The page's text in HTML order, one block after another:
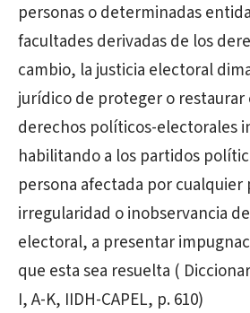
personas o determinadas
facultades derivadas de los
cambio, la justicia electoral
jurídico de proteger o restaurar
derechos políticos-electorales
habilitando a los partidos
persona afectada por cualquier
irregularidad o inobservancia
electoral, a presentar
que esta sea resuelta (
I, A-K, IIDH-CAPEL, p. 610)